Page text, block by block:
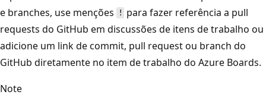
e branches, use menções
!
para fazer referência a pull
requests do GitHub em discussões de itens de trabalho ou
adicione um link de commit, pull request ou branch do
GitHub diretamente no item de trabalho do Azure Boards.
Note